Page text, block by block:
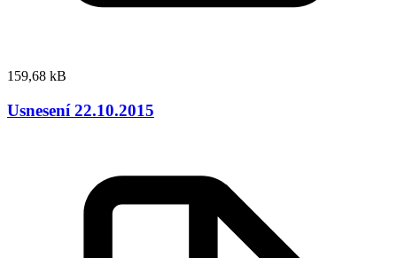
159,68 kB
Usnesení 22.10.2015